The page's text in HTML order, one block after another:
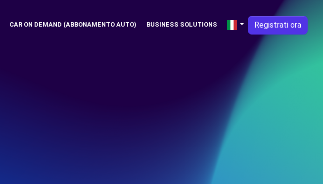
CAR ON DEMAND (ABBONAMENTO AUTO) BUSINESS SOLUTIONS Registrati ora